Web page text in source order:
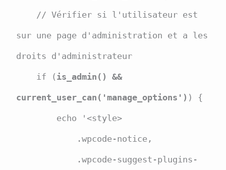
sur une page d'administration et a les
droits d'administrateur
    if (
is_admin() &&
current_user_can('manage_options') ) {